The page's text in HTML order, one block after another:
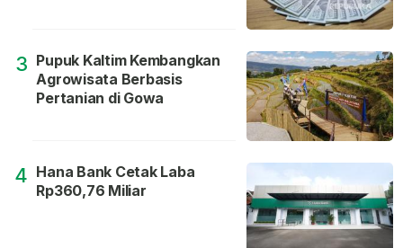
3 Pupuk Kaltim Kembangkan
Agrowisata Berbasis
Pertanian di Gowa
4 Hana Bank Cetak Laba
Rp360,76 Miliar